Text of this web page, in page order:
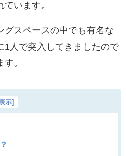
います。
グスペースの中でも有名な
1人で突入してきましたので
。
示]